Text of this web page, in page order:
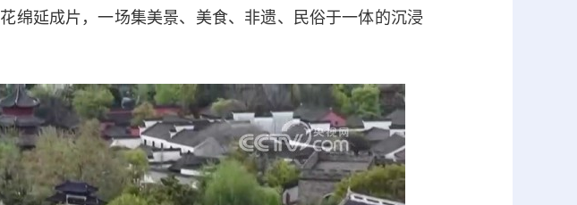
绵延成片，一场集美景、美食、非遗、民俗于一体的沉浸